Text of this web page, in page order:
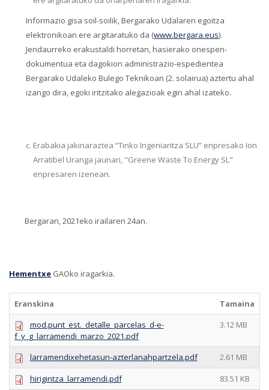
Informazio gisa soil-soilik, Bergarako Udalaren egoitza
elektronikoan ere argitaratuko da (www.bergara.eus).
Jendaurreko erakustaldi horretan, hasierako onespen-
dokumentua eta dagokion administrazio-espedientea
Bergarako Udaleko Bulego Teknikoan (2. solairua) aztertu ahal
izango dira, egoki iritzitako alegazioak egin ahal izateko.
Erabakia jakinaraztea “Tinko Ingeniaritza SLU” enpresako Ion
Arratibel Uranga jaunari, "Greene Waste To Energy SL"
enpresaren izenean.
Bergaran, 2021eko irailaren 24an.
Hementxe GAOko iragarkia.
Eranskina
Tamaina
mod.punt_est._detalle_parcelas_d-e-
f_y_g_larramendi_marzo_2021.pdf
3.12 MB
larramendixehetasun-azterlanahpartzela.pdf
2.61 MB
hirigintza_larramendi.pdf
83.51 KB